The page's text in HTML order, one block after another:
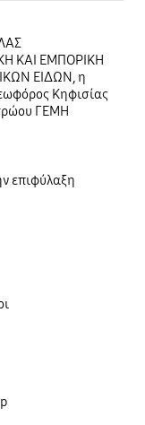
ΚΑΙ ΕΜΠΟΡΙΚΗ
ΕΙΔΩΝ, η
Κηφισίας
ΓΕΜΗ
επιφύλαξη